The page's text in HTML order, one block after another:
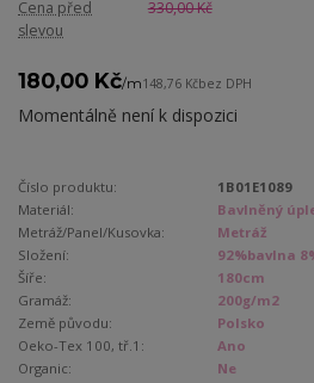
Cena před
slevou
330,00 Kč
180,00 Kč/m148,76 Kčbez DPH
Momentálně není k dispozici
Číslo produktu:
1B01E1089
Materiál:
Bavlněný
Metráž/Panel/Kusovka:
Metráž
Složení:
92%bavlna
Šíře:
180cm
Gramáž:
200g/m2
Země původu:
Polsko
Oeko-Tex 100, tř.1:
Ano
Organic:
Ne